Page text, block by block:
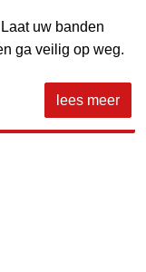
uw banden
ga veilig op weg.
lees meer